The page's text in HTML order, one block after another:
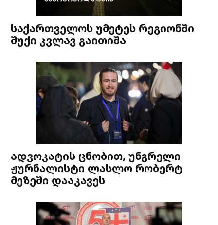
საქართველოს უმეტეს რეგიონში
შუქი კვლავ გაითიშა
ადვოკატის ცნობით, უნგრელი
ჟურნალისტი ლასლო რობერტ
მეზეში დააკავეს